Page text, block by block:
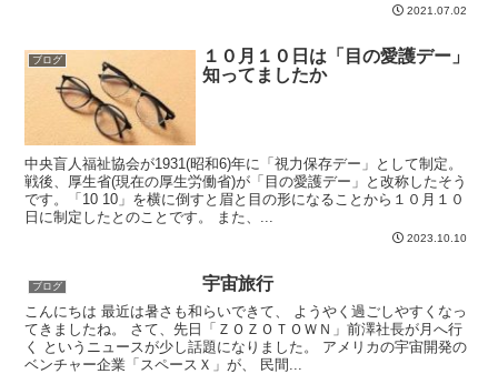
2021.07.02
ブログ
１０月１０日は「目の愛護デー」
知ってましたか
中央盲人福祉協会が1931(昭和6)年に「視力保存デー」として制定。
戦後、厚生省(現在の厚生労働省)が「目の愛護デー」と改称したそう
です。「10 10」を横に倒すと眉と目の形になることから１０月１０
日に制定したとのことです。 また、...
2023.10.10
ブログ 宇宙旅行
こんにちは 最近は暑さも和らいできて、 ようやく過ごしやすくなっ
てきましたね。 さて、先日「ＺＯＺＯＴＯＷＮ」前澤社長が月へ行
く というニュースが少し話題になりました。 アメリカの宇宙開発の
ベンチャー企業「スペースＸ」が、 民間...